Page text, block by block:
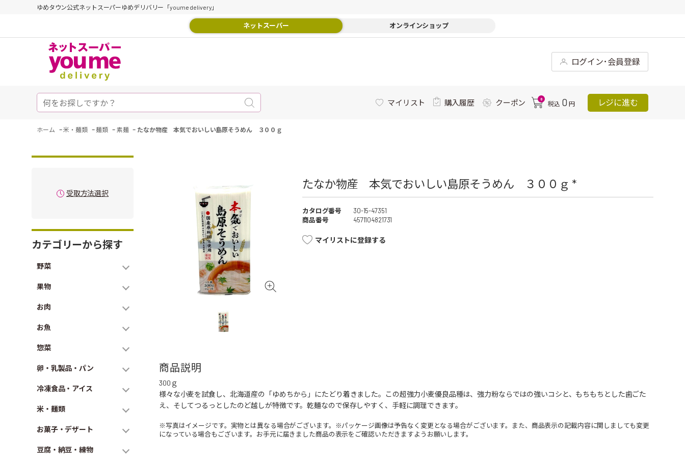
ゆめタウン公式ネットスーパーゆめデリバリー「youme delivery」
ネットスーパー オンラインショップ
ログイン･会員登録
マイリスト 購入履歴 クーポン 0
税込 0 円 レジに進む
ホーム -米・麺類 -麺類 - 素麺 - たなか物産 本気でおいしい島原そうめん ３００ｇ
受取方法選択
カテゴリーから探す
野菜
果物
お肉
お魚
惣菜
卵・乳製品・パン
冷凍食品・アイス
米・麺類
お菓子・デザート
豆腐・納豆・練物
たなか物産 本気でおいしい島原そうめん ３００ｇ *
カタログ番号
30-15-47351
商品番号
4571104821731
マイリストに登録する
商品説明
300ｇ
様々な小麦を試食し、北海道産の「ゆめちから」にたどり着きました。この超強力小麦優良品種は、強力粉ならではの強いコシと、もちもちとした歯ごた
え、そしてつるっとしたのど越しが特徴です。乾麺なので保存しやすく、手軽に調理できます。
※写真はイメージです。実物とは異なる場合がございます。※パッケージ画像は予告なく変更となる場合がございます。また、商品表示の記載内容に関しましても変更
になっている場合もございます。お手元に届きました商品の表示をご確認いただきますようお願いします。